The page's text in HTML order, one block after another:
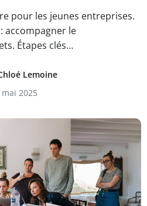
pour les jeunes entreprises.
accompagner le
Étapes clés…
Lemoine
mai 2025